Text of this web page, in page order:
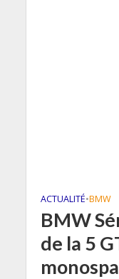
ACTUALITÉ•BMW
BMW
de la 5